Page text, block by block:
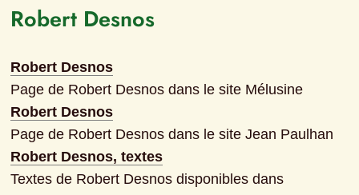
Robert Desnos
Robert Desnos
Page de Robert Desnos dans le site Mélusine
Robert Desnos
Page de Robert Desnos dans le site Jean Paulhan
Robert Desnos, textes
Textes de Robert Desnos disponibles dans